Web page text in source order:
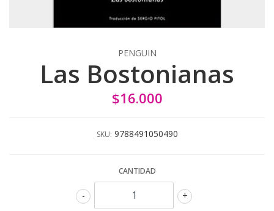
PENGUIN
Las Bostonianas
$16.000
SKU: 9788491050490
CANTIDAD
+
-